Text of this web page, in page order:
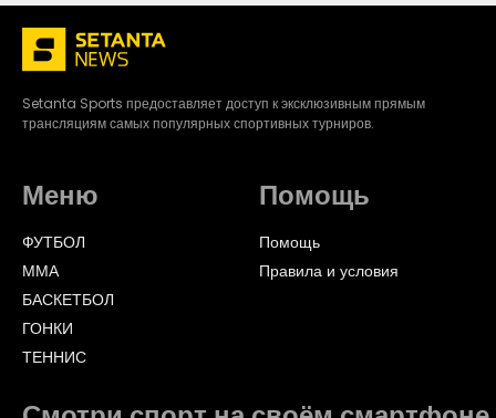
Setanta Sports предоставляет доступ к эксклюзивным прямым
трансляциям самых популярных спортивных турниров.
Меню
ФУТБОЛ
ММА
БАСКЕТБОЛ
ГОНКИ
ТЕННИС
Помощь
Помощь
Правила и условия